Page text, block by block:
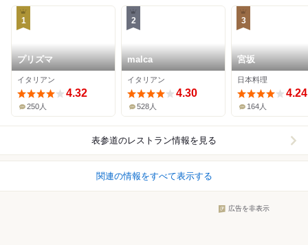
1
プリズマ
イタリアン
4.32
250人
2
malca
イタリアン
4.30
528人
3
宮坂
日本料理
4.24
164人
表参道のレストラン情報を見る
関連の情報をすべて表示する
広告を非表示